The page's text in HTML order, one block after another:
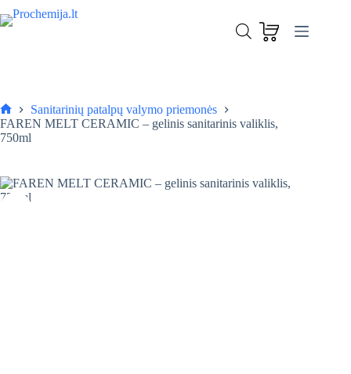
to
Į krepšelį
Pagrindinis
Sanitarinių patalpų valymo priemonės
FAREN MELT CERAMIC – gelinis sanitarinis valiklis,
750ml